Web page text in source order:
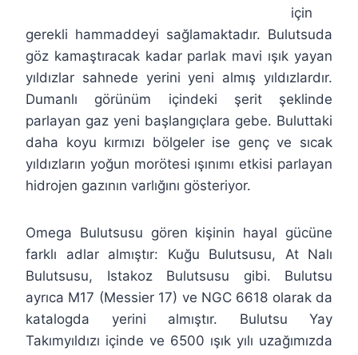
için
gerekli hammaddeyi sağlamaktadır. Bulutsuda
göz kamaştıracak kadar parlak mavi ışık yayan
yıldızlar sahnede yerini yeni almış yıldızlardır.
Dumanlı görünüm içindeki şerit şeklinde
parlayan gaz yeni başlangıçlara gebe. Buluttaki
daha koyu kırmızı bölgeler ise genç ve sıcak
yıldızların yoğun morötesi ışınımı etkisi parlayan
hidrojen gazının varlığını gösteriyor.
Omega Bulutsusu gören kişinin hayal gücüne
farklı adlar almıştır: Kuğu Bulutsusu, At Nalı
Bulutsusu, Istakoz Bulutsusu gibi. Bulutsu
ayrıca M17 (Messier 17) ve NGC 6618 olarak da
katalogda yerini almıştır. Bulutsu Yay
Takımyıldızı içinde ve 6500 ışık yılı uzağımızda